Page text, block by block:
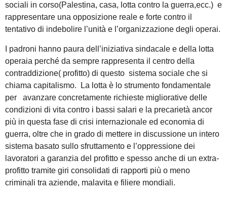
sociali in corso(Palestina, casa, lotta contro la guerra,ecc.) e
rappresentare una opposizione reale e forte contro il
tentativo di indebolire l’unità e l’organizzazione degli operai.
I padroni hanno paura dell’iniziativa sindacale e della lotta
operaia perché da sempre rappresenta il centro della
contraddizione( profitto) di questo sistema sociale che si
chiama capitalismo. La lotta è lo strumento fondamentale
per avanzare concretamente richieste migliorative delle
condizioni di vita contro i bassi salari e la precarietà ancor
più in questa fase di crisi internazionale ed economia di
guerra, oltre che in grado di mettere in discussione un intero
sistema basato sullo sfruttamento e l’oppressione dei
lavoratori a garanzia del profitto e spesso anche di un extra-
profitto tramite giri consolidati di rapporti più o meno
criminali tra aziende, malavita e filiere mondiali.